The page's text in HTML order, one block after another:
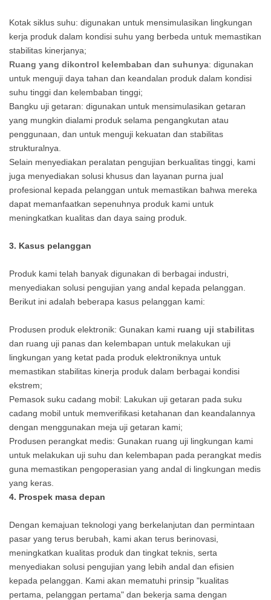
Kotak siklus suhu: digunakan untuk mensimulasikan lingkungan
kerja produk dalam kondisi suhu yang berbeda untuk memastikan
stabilitas kinerjanya;
Ruang yang dikontrol kelembaban dan suhunya: digunakan
untuk menguji daya tahan dan keandalan produk dalam kondisi
suhu tinggi dan kelembaban tinggi;
Bangku uji getaran: digunakan untuk mensimulasikan getaran
yang mungkin dialami produk selama pengangkutan atau
penggunaan, dan untuk menguji kekuatan dan stabilitas
strukturalnya.
Selain menyediakan peralatan pengujian berkualitas tinggi, kami
juga menyediakan solusi khusus dan layanan purna jual
profesional kepada pelanggan untuk memastikan bahwa mereka
dapat memanfaatkan sepenuhnya produk kami untuk
meningkatkan kualitas dan daya saing produk.
3. Kasus pelanggan
Produk kami telah banyak digunakan di berbagai industri,
menyediakan solusi pengujian yang andal kepada pelanggan.
Berikut ini adalah beberapa kasus pelanggan kami:
Produsen produk elektronik: Gunakan kami ruang uji stabilitas
dan ruang uji panas dan kelembapan untuk melakukan uji
lingkungan yang ketat pada produk elektroniknya untuk
memastikan stabilitas kinerja produk dalam berbagai kondisi
ekstrem;
Pemasok suku cadang mobil: Lakukan uji getaran pada suku
cadang mobil untuk memverifikasi ketahanan dan keandalannya
dengan menggunakan meja uji getaran kami;
Produsen perangkat medis: Gunakan ruang uji lingkungan kami
untuk melakukan uji suhu dan kelembapan pada perangkat medis
guna memastikan pengoperasian yang andal di lingkungan medis
yang keras.
4. Prospek masa depan
Dengan kemajuan teknologi yang berkelanjutan dan permintaan
pasar yang terus berubah, kami akan terus berinovasi,
meningkatkan kualitas produk dan tingkat teknis, serta
menyediakan solusi pengujian yang lebih andal dan efisien
kepada pelanggan. Kami akan mematuhi prinsip "kualitas
pertama, pelanggan pertama" dan bekerja sama dengan